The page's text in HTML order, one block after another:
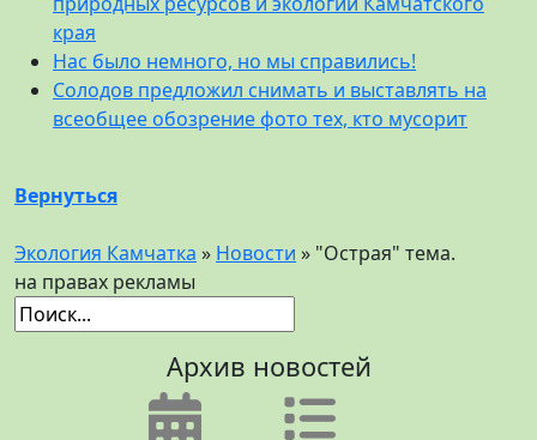
края
Нас было немного, но мы справились!
Солодов предложил снимать и выставлять на
всеобщее обозрение фото тех, кто мусорит
Вернуться
Экология Камчатка » Новости » "Острая" тема.
на правах рекламы
Архив новостей